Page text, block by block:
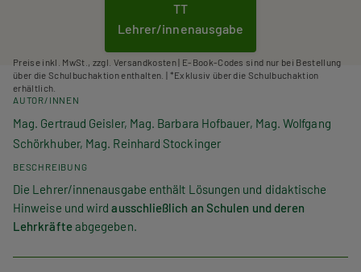
TT
Lehrer/innenausgabe
Preise inkl. MwSt., zzgl. Versandkosten | E-Book-Codes sind nur bei Bestellung
über die Schulbuchaktion enthalten. | *Exklusiv über die Schulbuchaktion
erhältlich.
AUTOR/INNEN
Mag. Gertraud Geisler, Mag. Barbara Hofbauer, Mag. Wolfgang
Schörkhuber, Mag. Reinhard Stockinger
BESCHREIBUNG
Die Lehrer/innenausgabe enthält Lösungen und didaktische
Hinweise und wirdausschließlich an Schulen und deren
Lehrkräfteabgegeben.